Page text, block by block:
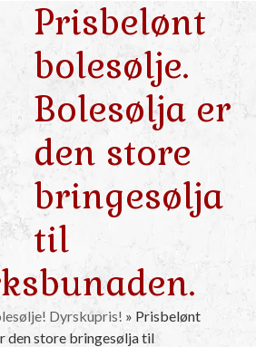
Prisbelønt
bolesølje.
Bolesølja er
den store
bringesølja
til
Dyrskupris! » Prisbelønt
den store bringesølja til